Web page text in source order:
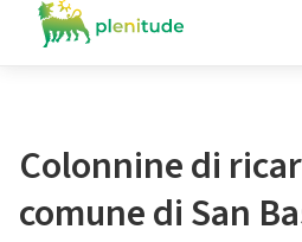
Colonnine di
comune di San